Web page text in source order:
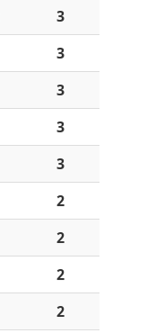
3
3
3
3
3
2
2
2
2